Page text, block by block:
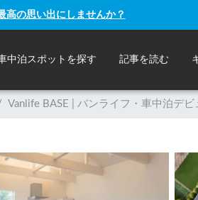
の思い出にしませんか？
中泊スポットを探す 記事を読む
Vanlife BASE | バンライフ・車中泊デ